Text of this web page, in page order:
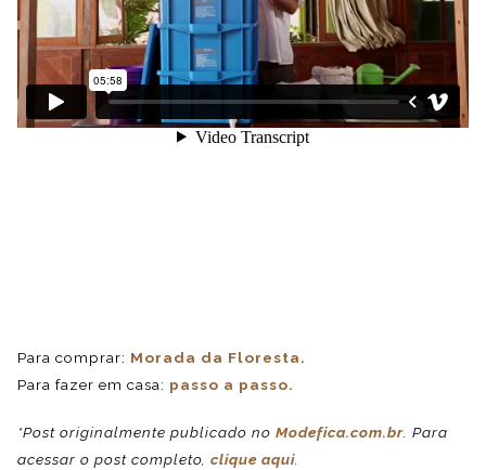
Para comprar: Morada da Floresta.
Para fazer em casa: passo a passo.
*Post originalmente publicado no Modefica.com.br . Para
acessar o post completo, clique aqui